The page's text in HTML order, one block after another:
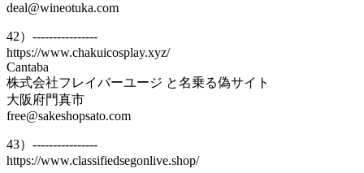
deal@wineotuka.com
42）----------------
https://www.chakuicosplay.xyz/
Cantaba
株式会社フレイバーユージ と名乗る偽サイト
大阪府門真市
free@sakeshopsato.com
43）----------------
https://www.classifiedsegonlive.shop/